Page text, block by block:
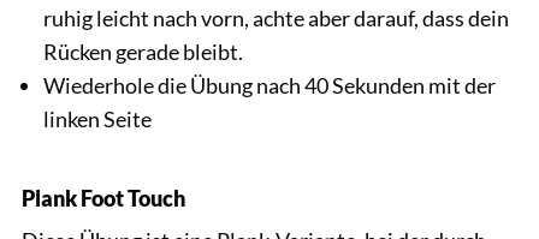
ruhig leicht nach vorn, achte aber darauf, dass dein
Rücken gerade bleibt.
Wiederhole die Übung nach 40 Sekunden mit der
linken Seite
Plank Foot Touch